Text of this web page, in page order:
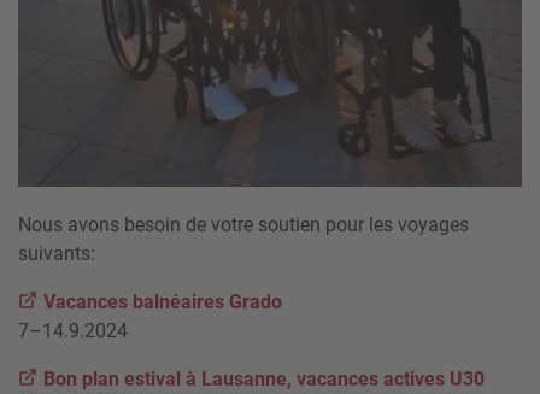
Nous avons besoin de votre soutien pour les voyages
suivants:
Vacances balnéaires Grado
7–14.9.2024
Bon plan estival à Lausanne, vacances actives U30